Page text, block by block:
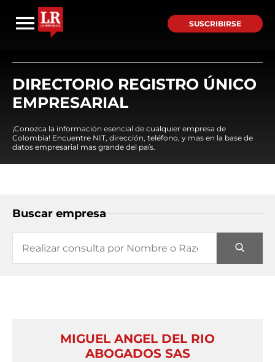
SUSCRIBIRSE
DIRECTORIO REGISTRO ÚNICO
EMPRESARIAL
¡Conozca la información esencial de cualquier empresa de
Colombia! Encuentre NIT, dirección, teléfono, y mas en la base de
datos empresarial mas grande del país.
Buscar empresa
MIGUEL ANGEL DEL RIO
ABOGADOS SAS